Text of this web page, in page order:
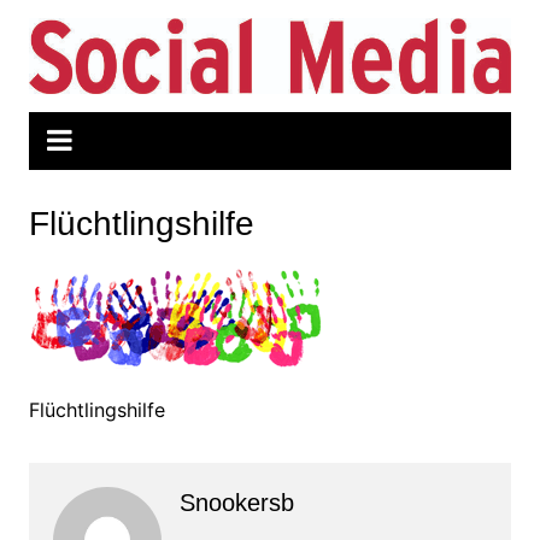
Inhalt
springen
Flüchtlingshilfe
Flüchtlingshilfe
Snookersb